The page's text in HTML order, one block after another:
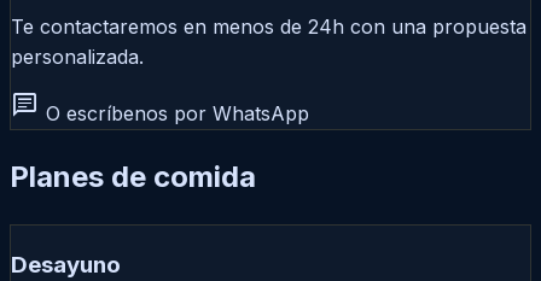
Te contactaremos en menos de 24h con una propuesta
personalizada.
chat O escríbenos por WhatsApp
Planes de comida
Desayuno